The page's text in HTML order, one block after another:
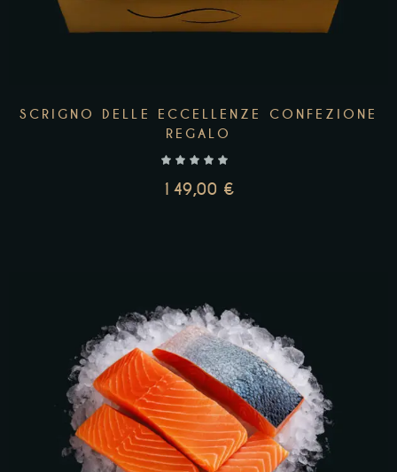
SCRIGNO DELLE ECCELLENZE CONFEZIONE
REGALO
149,00 €
AGGIUNGI AL CARRELLO